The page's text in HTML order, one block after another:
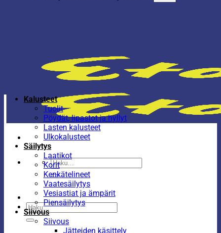
Etsi:
Etsi:
Kalusteet
Tuolit
Pöydät, lipastot ja hyllyt
Lasten kalusteet
Ulkokalusteet
Säilytys
Laatikot
Korit
Kenkätelineet
Vaatesäilytys
Vesiastiat ja ämpärit
Piensäilytys
Siivous
Siivous
Jätteiden käsittely